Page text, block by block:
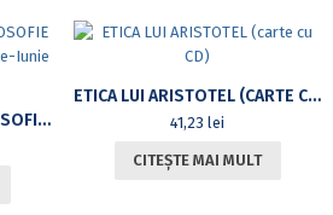
REVISTA ROMÂNĂ DE FILOSOFIE ANALITICĂ, VOL.V, NR.1, IANUARIE-IUNIE 2011
ETICA LUI ARISTOTEL (CARTE CU CD)
41,23lei
CITEȘTE MAI MULT